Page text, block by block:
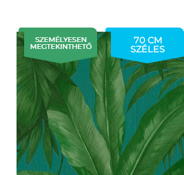
70 CM
SZÉLES